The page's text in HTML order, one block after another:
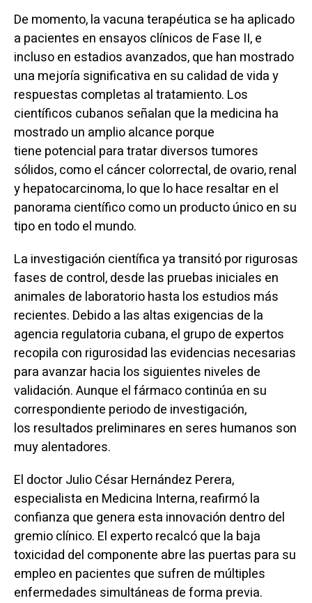
De momento, la vacuna terapéutica se ha aplicado
a pacientes en ensayos clínicos de Fase II, e
incluso en estadios avanzados, que han mostrado
una mejoría significativa en su calidad de vida y
respuestas completas al tratamiento. Los
científicos cubanos señalan que la medicina ha
mostrado un amplio alcance porque
tiene potencial para tratar diversos tumores
sólidos, como el cáncer colorrectal, de ovario, renal
y hepatocarcinoma, lo que lo hace resaltar en el
panorama científico como un producto único en su
tipo en todo el mundo.
La investigación científica ya transitó por rigurosas
fases de control, desde las pruebas iniciales en
animales de laboratorio hasta los estudios más
recientes. Debido a las altas exigencias de la
agencia regulatoria cubana, el grupo de expertos
recopila con rigurosidad las evidencias necesarias
para avanzar hacia los siguientes niveles de
validación. Aunque el fármaco continúa en su
correspondiente periodo de investigación,
los resultados preliminares en seres humanos son
muy alentadores.
El doctor Julio César Hernández Perera,
especialista en Medicina Interna, reafirmó la
confianza que genera esta innovación dentro del
gremio clínico. El experto recalcó que la baja
toxicidad del componente abre las puertas para su
empleo en pacientes que sufren de múltiples
enfermedades simultáneas de forma previa.